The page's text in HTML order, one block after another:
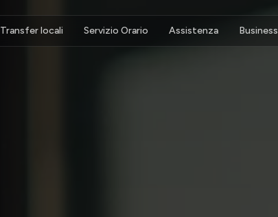
Transfer locali Servizio Orario Assistenza Business